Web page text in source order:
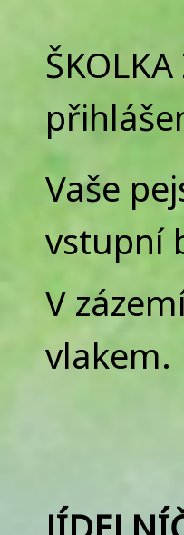
Vaše
vstupní
V
vlakem.